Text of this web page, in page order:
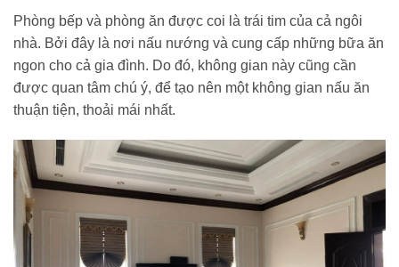
Phòng bếp và phòng ăn được coi là trái tim của cả ngôi
nhà. Bởi đây là nơi nấu nướng và cung cấp những bữa ăn
ngon cho cả gia đình. Do đó, không gian này cũng cần
được quan tâm chú ý, để tạo nên một không gian nấu ăn
thuận tiện, thoải mái nhất.